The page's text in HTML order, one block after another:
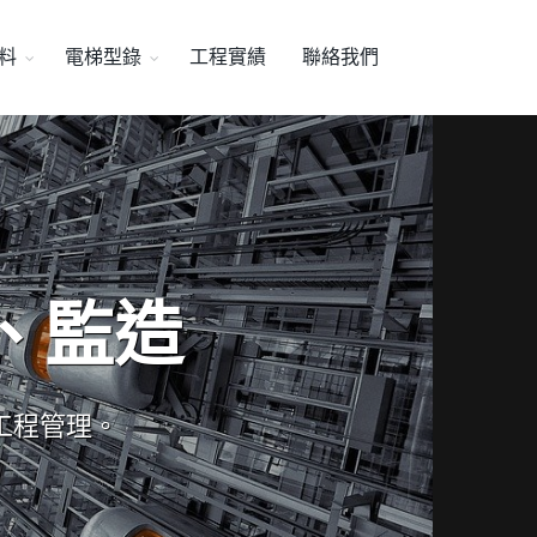
電梯型錄 工程實績 聯絡我們
監造
程管理。